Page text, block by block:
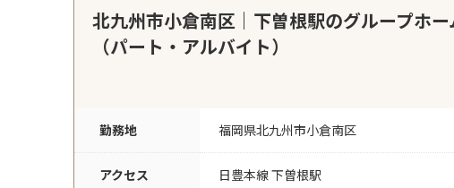
北九州市小倉南区｜下曽根駅のグループホ
（パート・アルバイト）
勤務地 福岡県北九州市小倉南区
アクセス 日豊本線 下曽根駅